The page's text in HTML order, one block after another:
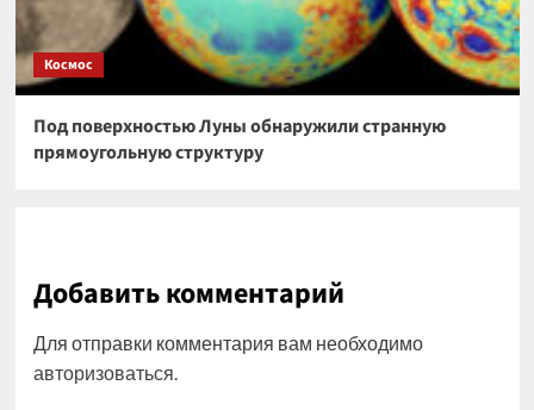
Космос
Под поверхностью Луны обнаружили странную
прямоугольную структуру
Добавить комментарий
Для отправки комментария вам необходимо
авторизоваться